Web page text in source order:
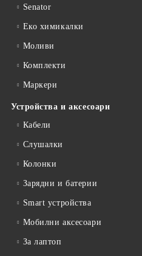
Senator
Еко химикалки
Моливи
Комплекти
Маркери
Устройства и аксесоари
Кабели
Слушалки
Колонки
Зарядни и батерии
Smart устройства
Мобилни аксесоари
За лаптоп